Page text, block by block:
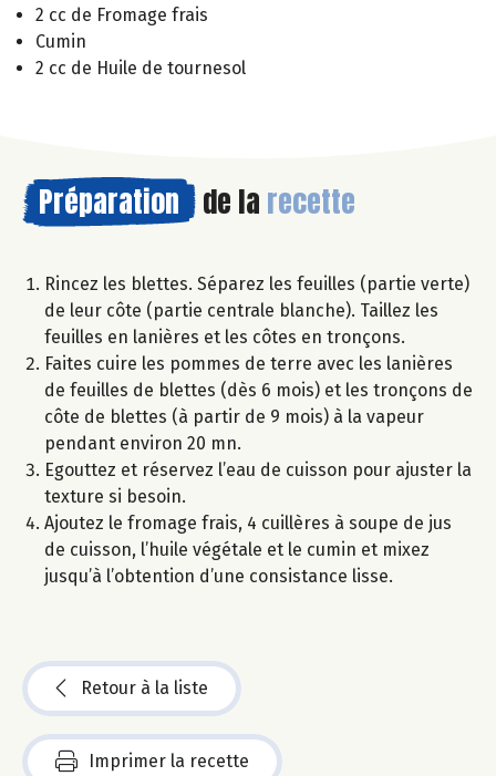
2 cc de Fromage frais
Cumin
2 cc de Huile de tournesol
Préparation de la recette
Rincez les blettes. Séparez les feuilles (partie verte)
de leur côte (partie centrale blanche). Taillez les
feuilles en lanières et les côtes en tronçons.
Faites cuire les pommes de terre avec les lanières
de feuilles de blettes (dès 6 mois) et les tronçons de
côte de blettes (à partir de 9 mois) à la vapeur
pendant environ 20 mn.
Egouttez et réservez l’eau de cuisson pour ajuster la
texture si besoin.
Ajoutez le fromage frais, 4 cuillères à soupe de jus
de cuisson, l’huile végétale et le cumin et mixez
jusqu’à l’obtention d’une consistance lisse.
Retour à la liste
Imprimer la recette